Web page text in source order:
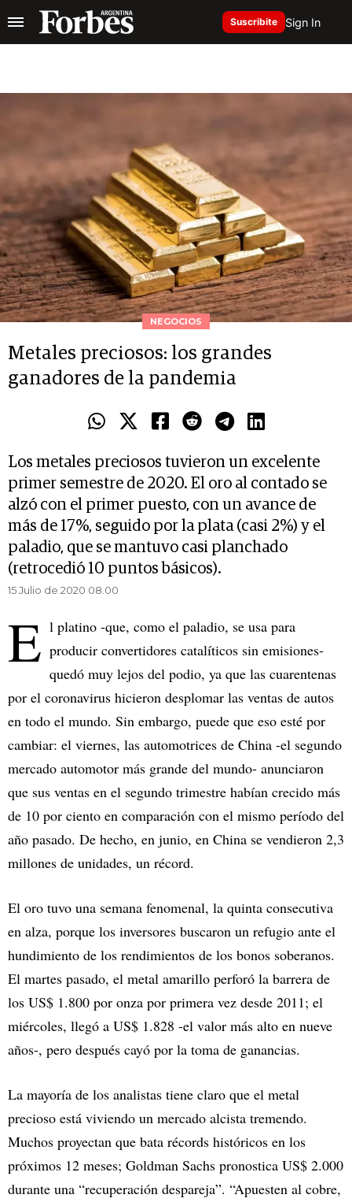
Suscribite Sign In
NEGOCIOS
Metales preciosos: los grandes
ganadores de la pandemia
Los metales preciosos tuvieron un excelente
primer semestre de 2020. El oro al contado se
alzó con el primer puesto, con un avance de
más de 17%, seguido por la plata (casi 2%) y el
paladio, que se mantuvo casi planchado
(retrocedió 10 puntos básicos).
15 Julio de 2020 08.00
E l platino -que, como el paladio, se usa para
producir convertidores catalíticos sin emisiones-
quedó muy lejos del podio, ya que las cuarentenas
por el coronavirus hicieron desplomar las ventas de autos
en todo el mundo. Sin embargo, puede que eso esté por
cambiar: el viernes, las automotrices de China -el segundo
mercado automotor más grande del mundo- anunciaron
que sus ventas en el segundo trimestre habían crecido más
de 10 por ciento en comparación con el mismo período del
año pasado. De hecho, en junio, en China se vendieron 2,3
millones de unidades, un récord.
El oro tuvo una semana fenomenal, la quinta consecutiva
en alza, porque los inversores buscaron un refugio ante el
hundimiento de los rendimientos de los bonos soberanos.
El martes pasado, el metal amarillo perforó la barrera de
los US$ 1.800 por onza por primera vez desde 2011; el
miércoles, llegó a US$ 1.828 -el valor más alto en nueve
años-, pero después cayó por la toma de ganancias.
La mayoría de los analistas tiene claro que el metal
precioso está viviendo un mercado alcista tremendo.
Muchos proyectan que bata récords históricos en los
próximos 12 meses; Goldman Sachs pronostica US$ 2.000
durante una “recuperación despareja”. “Apuesten al cobre,